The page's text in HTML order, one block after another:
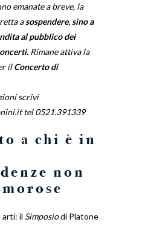
emanate a breve, la
asospendere, sino a
al pubblico dei
Rimane attiva la
ilConcerto di
scrivi
tel 0521.391339
a chi è in
non
arti: il Simposiodi Platone